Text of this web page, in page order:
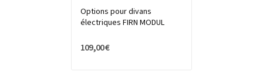
Options pour divans
électriques FIRN MODUL
109,00 €